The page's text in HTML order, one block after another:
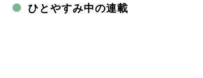
ひとやすみ中の連載